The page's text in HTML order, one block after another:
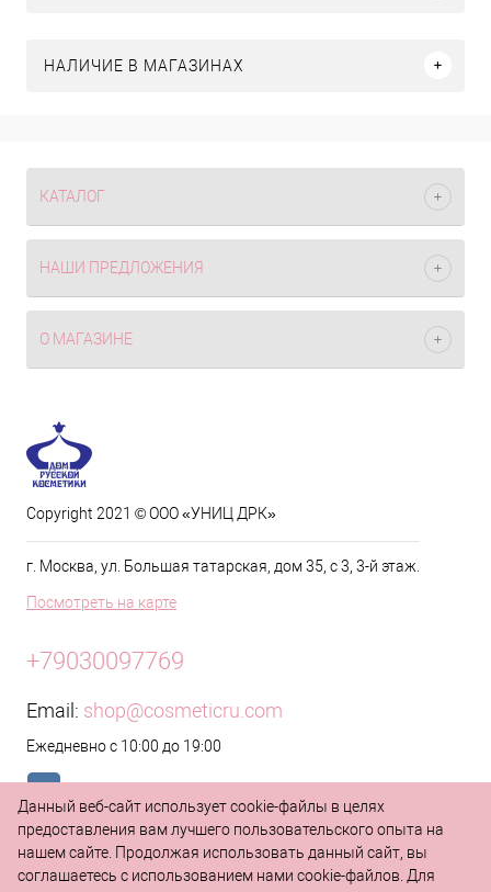
НАЛИЧИЕ В МАГАЗИНАХ
КАТАЛОГ
НАШИ ПРЕДЛОЖЕНИЯ
О МАГАЗИНЕ
Copyright 2021 © ООО «УНИЦ ДРК»
г. Москва, ул. Большая татарская, дом 35, с 3, 3-й этаж.
Посмотреть на карте
+79030097769
Email: shop@cosmeticru.com
Ежедневно с 10:00 до 19:00
Данный веб-сайт использует cookie-файлы в целях
предоставления вам лучшего пользовательского опыта на
нашем сайте. Продолжая использовать данный сайт, вы
соглашаетесь с использованием нами cookie-файлов. Для